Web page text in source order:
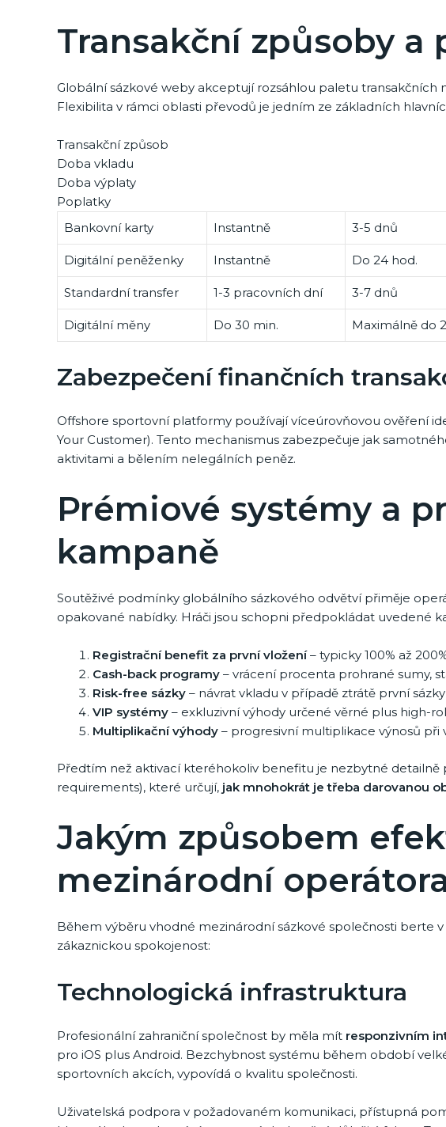
Transakční způsoby a
Globální sázkové weby akceptují rozsáhlou paletu
Flexibilita v rámci oblasti převodů je jedním ze základních
Transakční způsob
Doba vkladu
Doba výplaty
Poplatky
Bankovní karty
Instantně 3-5 dnů
Digitální peněženky Instantně Do 24 hod.
Standardní transfer 1-3 pracovních dní 3-7 dnů
Digitální měny Do 30 min. Maximálně do
Zabezpečení finančních
Offshore sportovní platformy používají víceúrovňovou ověření
Your Customer). Tento mechanismus zabezpečuje jak
aktivitami a bělením nelegálních peněz.
Prémiové systémy a
kampaně
Soutěživé podmínky globálního sázkového odvětví přiměje
opakované nabídky. Hráči jsou schopni předpokládat uvedené
Registrační benefit za první vložení– typicky 100% až
Cash-back programy – vrácení procenta prohrané sumy,
Risk-free sázky – návrat vkladu v případě ztrátě první sázky
VIP systémy – exkluzivní výhody určené věrné plus high-
Multiplikační výhody – progresivní multiplikace výnosů při
Předtím než aktivací kteréhokoliv benefitu je nezbytné detailně
requirements), které určují, jak mnohokrát je třeba darovanou
Jakým způsobem
mezinárodní
Během výběru vhodné mezinárodní sázkové společnosti berte
zákaznickou spokojenost:
Technologická infrastruktura
Profesionální zahraniční společnost by měla mít responzivním
pro iOS plus Android. Bezchybnost systému během období
sportovních akcích, vypovídá o kvalitu společnosti.
Uživatelská podpora v požadovaném komunikaci, přístupná